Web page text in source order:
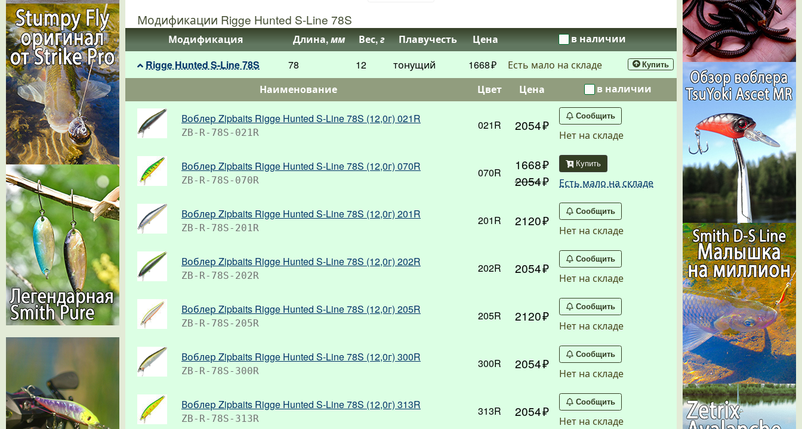
Модификации Rigge Hunted S-Line 78S
Модификация Длина,мм Вес,г Плавучесть Цена
в наличии
Rigge Hunted S-Line 78S
78 12 тонущий 1668 Есть мало на складе Купить
Наименование Цвет Цена в наличии
Воблер Zipbaits Rigge Hunted S-Line 78S (12,0г) 021R
ZB-R-78S-021R
021R 2054
Сообщить
Нет на складе
Воблер Zipbaits Rigge Hunted S-Line 78S (12,0г) 070R
ZB-R-78S-070R
070R
1668
2054
Купить
Есть мало на складе
Воблер Zipbaits Rigge Hunted S-Line 78S (12,0г) 201R
ZB-R-78S-201R
201R 2120
Сообщить
Нет на складе
Воблер Zipbaits Rigge Hunted S-Line 78S (12,0г) 202R
ZB-R-78S-202R
202R 2054
Сообщить
Нет на складе
Воблер Zipbaits Rigge Hunted S-Line 78S (12,0г) 205R
ZB-R-78S-205R
205R 2120
Сообщить
Нет на складе
Воблер Zipbaits Rigge Hunted S-Line 78S (12,0г) 300R
ZB-R-78S-300R
300R 2054
Сообщить
Нет на складе
Воблер Zipbaits Rigge Hunted S-Line 78S (12,0г) 313R
ZB-R-78S-313R
313R 2054
Сообщить
Нет на складе